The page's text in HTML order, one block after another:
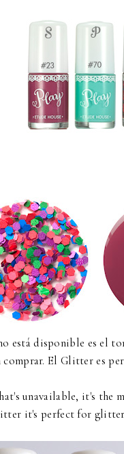
está disponible es el
comprar. El Glitter es
unavailable, it's the
it's perfect for glitter